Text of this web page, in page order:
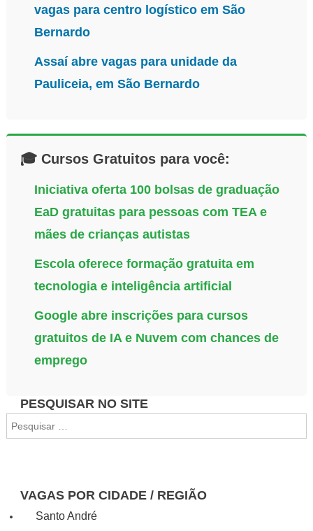
vagas para centro logístico em São
Bernardo
Assaí abre vagas para unidade da
Pauliceia, em São Bernardo
🎓 Cursos Gratuitos para você:
Iniciativa oferta 100 bolsas de graduação
EaD gratuitas para pessoas com TEA e
mães de crianças autistas
Escola oferece formação gratuita em
tecnologia e inteligência artificial
Google abre inscrições para cursos
gratuitos de IA e Nuvem com chances de
emprego
Navegação
de
PESQUISAR NO SITE
Pesquisar
por:
VAGAS POR CIDADE / REGIÃO
Santo André